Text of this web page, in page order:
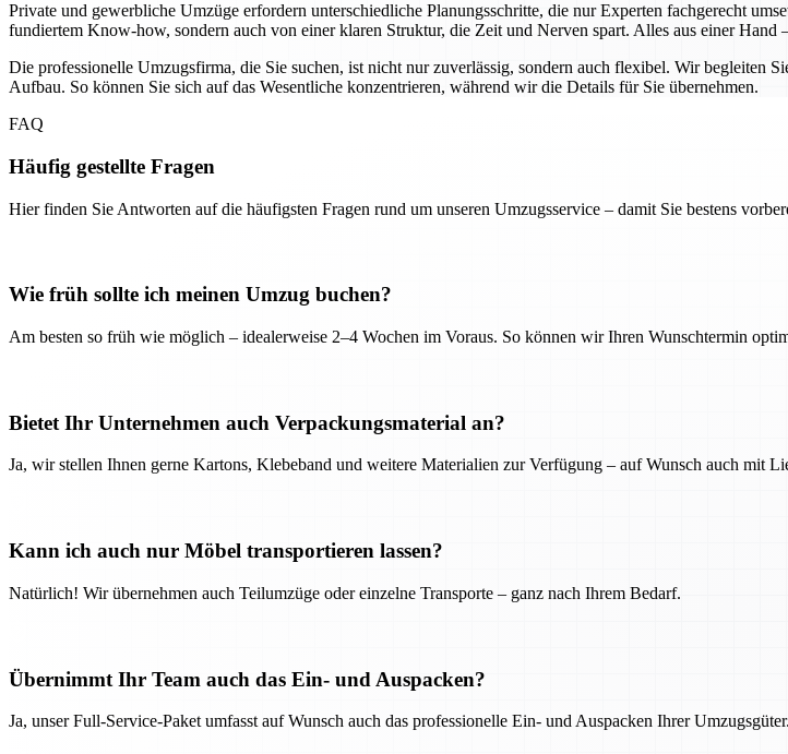
Private und gewerbliche Umzüge erfordern unterschiedliche Planungsschritte, die nur Experten fachgerecht
fundiertem Know-how, sondern auch von einer klaren Struktur, die Zeit und Nerven spart. Alles aus einer Hand
Die professionelle Umzugsfirma, die Sie suchen, ist nicht nur zuverlässig, sondern auch flexibel. Wir begleiten
Aufbau. So können Sie sich auf das Wesentliche konzentrieren, während wir die Details für Sie übernehmen.
FAQ
Häufig gestellte Fragen
Hier finden Sie Antworten auf die häufigsten Fragen rund um unseren Umzugsservice – damit Sie bestens
Wie früh sollte ich meinen Umzug buchen?
Am besten so früh wie möglich – idealerweise 2–4 Wochen im Voraus. So können wir Ihren Wunschtermin
Bietet Ihr Unternehmen auch Verpackungsmaterial an?
Ja, wir stellen Ihnen gerne Kartons, Klebeband und weitere Materialien zur Verfügung – auf Wunsch auch mit
Kann ich auch nur Möbel transportieren lassen?
Natürlich! Wir übernehmen auch Teilumzüge oder einzelne Transporte – ganz nach Ihrem Bedarf.
Übernimmt Ihr Team auch das Ein- und Auspacken?
Ja, unser Full-Service-Paket umfasst auf Wunsch auch das professionelle Ein- und Auspacken Ihrer Umzugsgüter.